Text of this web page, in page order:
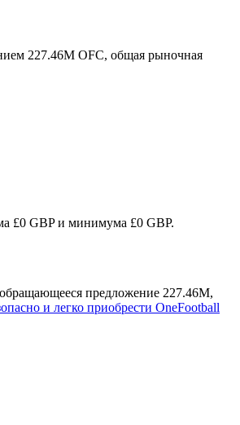
227.46M OFC, общая рыночная
£0 GBP и минимума £0 GBP.
предложение 227.46M,
и легко приобрести OneFootball